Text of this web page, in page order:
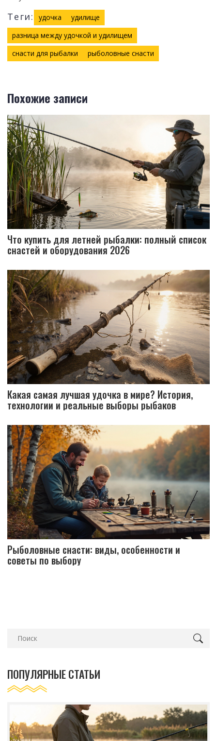
Теги: удочка
удилище
разница между удочкой и удилищем
снасти для рыбалки
рыболовные снасти
Похожие записи
Что купить для летней рыбалки: полный список
снастей и оборудования 2026
Какая самая лучшая удочка в мире? История,
технологии и реальные выборы рыбаков
Рыболовные снасти: виды, особенности и
советы по выбору
ПОПУЛЯРНЫЕ СТАТЬИ